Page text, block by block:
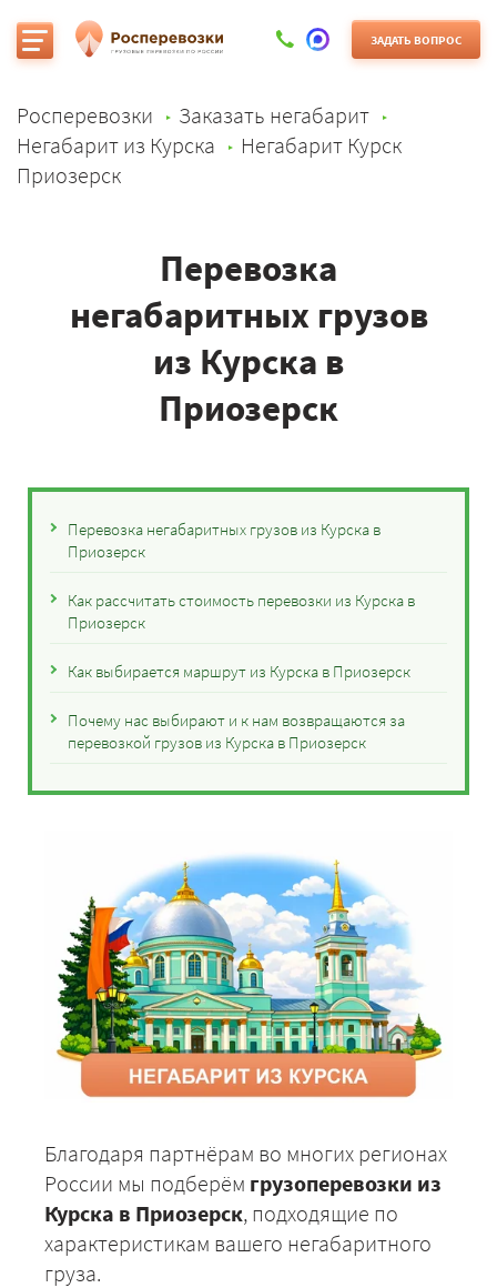
ЗАДАТЬ ВОПРОС
Росперевозки
Заказать негабарит
Негабарит из Курска
Негабарит Курск
Приозерск
Перевозка
негабаритных грузов
из Курска в
Приозерск
Перевозка негабаритных грузов из Курска в
Приозерск
Как рассчитать стоимость перевозки из Курска в
Приозерск
Как выбирается маршрут из Курска в Приозерск
Почему нас выбирают и к нам возвращаются за
перевозкой грузов из Курска в Приозерск
Благодаря партнёрам во многих регионах
России мы подберём грузоперевозки из
Курска в Приозерск, подходящие по
характеристикам вашего негабаритного
груза.